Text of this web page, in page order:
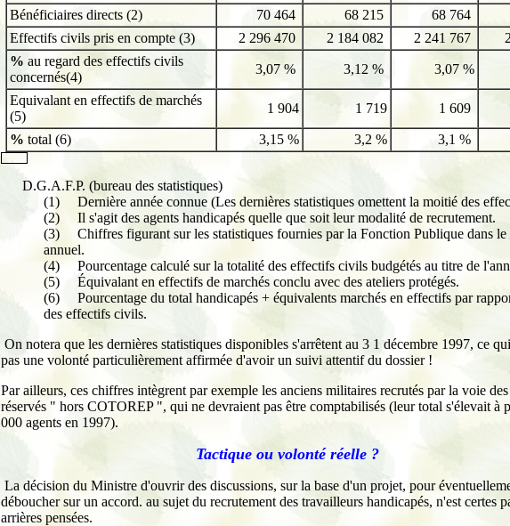
Bénéficiaires directs (2)
70 464 68 215 68 764
Effectifs civils pris en compte (3)
2 296 470 2 184 082 2 241 767
% au regard des effectifs civils
concernés(4)
3,07 % 3,12 % 3,07 %
Equivalant en effectifs de marchés
(5)
1 904 1 719 1 609
% total (6) 3,15 % 3,2 % 3,1 %
D.G.A.F.P. (bureau des statistiques)
(1)
Dernière année connue (Les dernières statistiques omettent la moitié des
(2)
Il s'agit des agents handicapés quelle que soit leur modalité de recrutement.
(3)
Chiffres figurant sur les statistiques fournies par la Fonction Publique dans le
annuel.
(4)
Pourcentage calculé sur la totalité des effectifs civils budgétés au titre de
(5)
Équivalant en effectifs de marchés conclu avec des ateliers protégés.
(6)
Pourcentage du total handicapés + équivalents marchés en effectifs par
des effectifs civils.
On notera que les dernières statistiques disponibles s'arrêtent au 3 1 décembre 1997, ce
pas une volonté particulièrement affirmée d'avoir un suivi attentif du dossier !
Par ailleurs, ces chiffres intègrent par exemple les anciens militaires recrutés par la voie
réservés " hors COTOREP ", qui ne devraient pas être comptabilisés (leur total s'élevait à
000 agents en 1997).
Tactique ou volonté réelle ?
La décision du Ministre d'ouvrir des discussions, sur la base d'un projet, pour
déboucher sur un accord. au sujet du recrutement des travailleurs handicapés, n'est certes
arrières pensées.